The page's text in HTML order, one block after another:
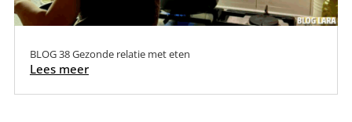
BLOG 38 Gezonde relatie met eten
Lees meer